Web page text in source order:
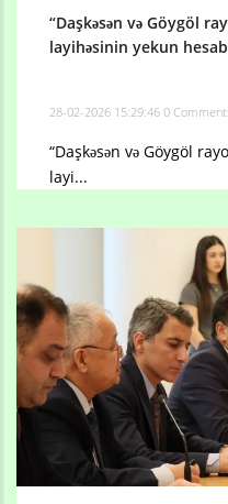
“Daşkəsən və Göygöl
layihəsinin yekun
28-02-2026 15:29:46 0
“Daşkəsən və Göygöl
layi...